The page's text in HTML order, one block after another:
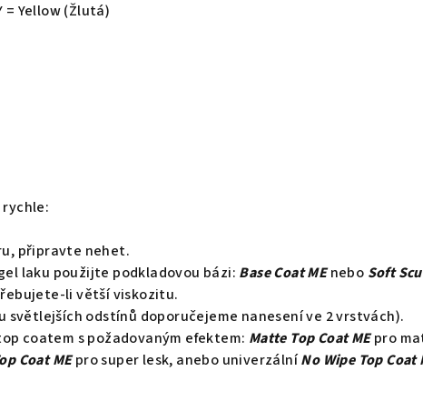
= Yellow (Žlutá)
rychle:
připravte nehet.
laku použijte podkladovou bázi: Base Coat MEnebo Soft
li větší viskozitu.
světlejších odstínů doporučejeme nanesení ve 2 vrstvách).
coatem s požadovaným efektem: Matte Top Coat MEpro
Coat MEpro super lesk, anebo univerzálníNo Wipe Top Coat